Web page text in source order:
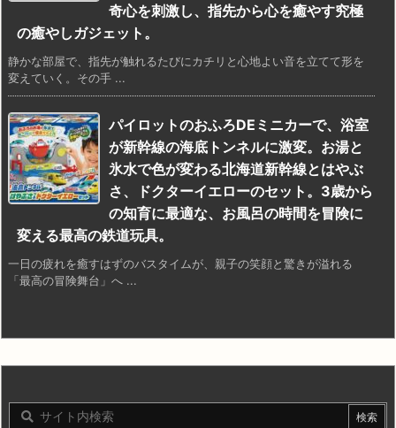
奇心を刺激し、指先から心を癒やす究極
の癒やしガジェット。
静かな部屋で、指先が触れるたびにカチリと心地よい音を立てて形を
変えていく。その手 ...
パイロットのおふろDEミニカーで、浴室
が新幹線の海底トンネルに激変。お湯と
氷水で色が変わる北海道新幹線とはやぶ
さ、ドクターイエローのセット。3歳から
の知育に最適な、お風呂の時間を冒険に
変える最高の鉄道玩具。
一日の疲れを癒すはずのバスタイムが、親子の笑顔と驚きが溢れる
「最高の冒険舞台」へ ...